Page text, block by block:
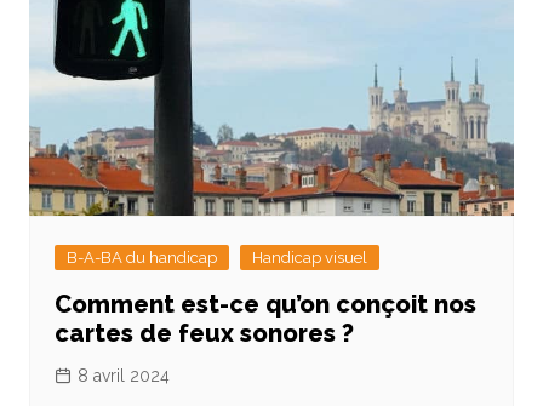
B-A-BA du handicap Handicap visuel
Comment est-ce qu’on conçoit nos
cartes de feux sonores ?
8 avril 2024